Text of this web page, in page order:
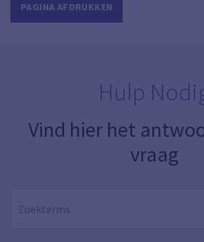
PAGINA AFDRUKKEN
Hulp
Vind hier het
vraag